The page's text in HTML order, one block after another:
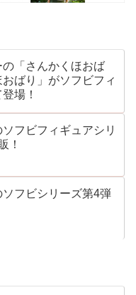
「さんかくほおば
ばり」がソフビフィ
場！
フビフィギュアシリ
！
フビシリーズ第4弾